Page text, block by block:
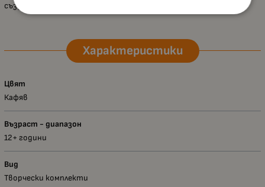
създаден работещ механизъм.
Характеристики
Цвят
Кафяв
Възраст - диапазон
12+ години
Вид
Творчески комплекти